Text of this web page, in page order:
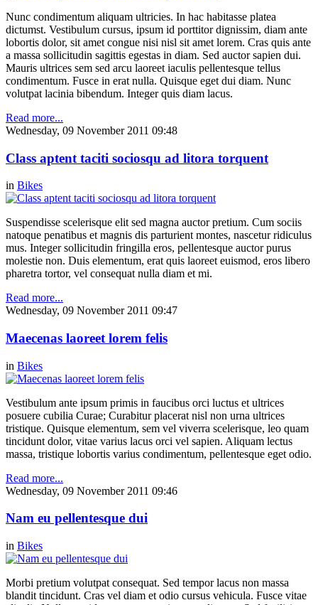
Nunc condimentum aliquam ultricies. In hac habitasse platea
dictumst. Vestibulum cursus, ipsum id porttitor dignissim, diam ante
lobortis dolor, sit amet congue nisi nisl sit amet lorem. Cras quis ante
a massa sollicitudin sagittis egestas in diam. Sed auctor sapien dui.
Mauris ultrices sem sed arcu laoreet iaculis pellentesque tellus
condimentum. Fusce in erat nulla. Quisque eget dui diam. Nunc
volutpat lacinia bibendum. Integer quis diam lacus.
Read more...
Wednesday, 09 November 2011 09:48
Class aptent taciti sociosqu ad litora torquent
in Bikes
Suspendisse scelerisque elit sed magna auctor pretium. Cum sociis
natoque penatibus et magnis dis parturient montes, nascetur ridiculus
mus. Integer sollicitudin fringilla eros, pellentesque auctor purus
molestie non. Duis elementum, erat quis laoreet euismod, eros libero
pharetra tortor, vel consequat nulla diam et mi.
Read more...
Wednesday, 09 November 2011 09:47
Maecenas laoreet lorem felis
in Bikes
Vestibulum ante ipsum primis in faucibus orci luctus et ultrices
posuere cubilia Curae; Curabitur placerat nisl non urna ultrices
tristique. Quisque elementum, sem vel viverra scelerisque, leo quam
tincidunt dolor, vitae varius lacus orci vel sapien. Aliquam lectus
massa, tristique lobortis varius condimentum, pellentesque eget odio.
Read more...
Wednesday, 09 November 2011 09:46
Nam eu pellentesque dui
in Bikes
Morbi pretium volutpat consequat. Sed tempor lacus non massa
blandit tincidunt. Cras vel diam et odio cursus vehicula. Fusce vitae